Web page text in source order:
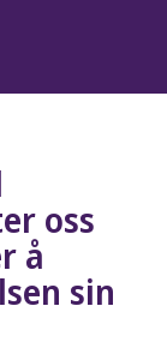
oss
å
sin